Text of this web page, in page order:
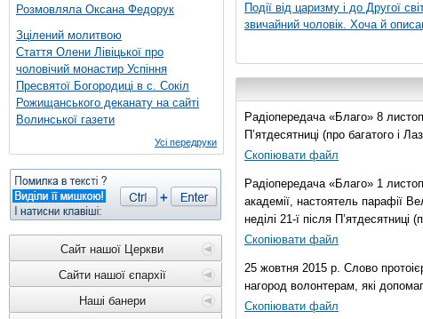
Розмовляла Оксана Федорук
Зцілений молитвою
Стаття Олени Лівіцької про
чоловічий монастир Успіння
Пресвятої Богородиці в с. Сокіл
Рожищанського деканату на сайті
Волинської газети
Усі передруки
Сайт нашої Церкви
Сайти нашої єпархії
Наші банери
Події від царизму і до Другої
звичайний чоловік. Хоча й
Радіопередача «Благо» 8
П’ятдесятниці (про багатого і
Скопіювати файл
Радіопередача «Благо» 1
академії, настоятель парафії
неділі 21-ї після П’ятдесятниці
Скопіювати файл
25 жовтня 2015 р. Слово
нагород волонтерам, які
Скопіювати файл